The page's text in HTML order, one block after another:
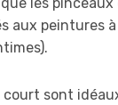
aux peintures à
court sont